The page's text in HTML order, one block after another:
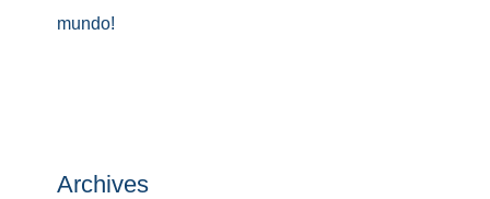
mundo!
Archives